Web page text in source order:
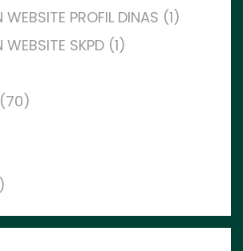
WEBSITE PROFIL DINAS (1)
WEBSITE SKPD (1)
(70)